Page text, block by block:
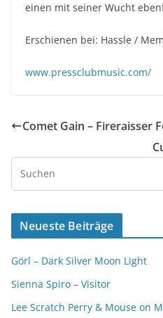
einen mit seiner Wucht
Erschienen bei: Hassle /
www.pressclubmusic.com/
Comet Gain – Fireraisser
Neueste Beiträge
Görl – Dark Silver Moon Light
Sienna Spiro – Visitor
Lee Scratch Perry & Mouse on